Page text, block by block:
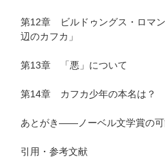
第12章 ビルドゥングス・ロマ
辺のカフカ」
第13章 「悪」について
第14章 カフカ少年の本名は？
あとがき——ノーベル文学賞の可
引用・参考文献